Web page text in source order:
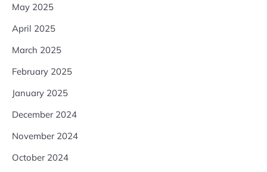
May 2025
April 2025
March 2025
February 2025
January 2025
December 2024
November 2024
October 2024